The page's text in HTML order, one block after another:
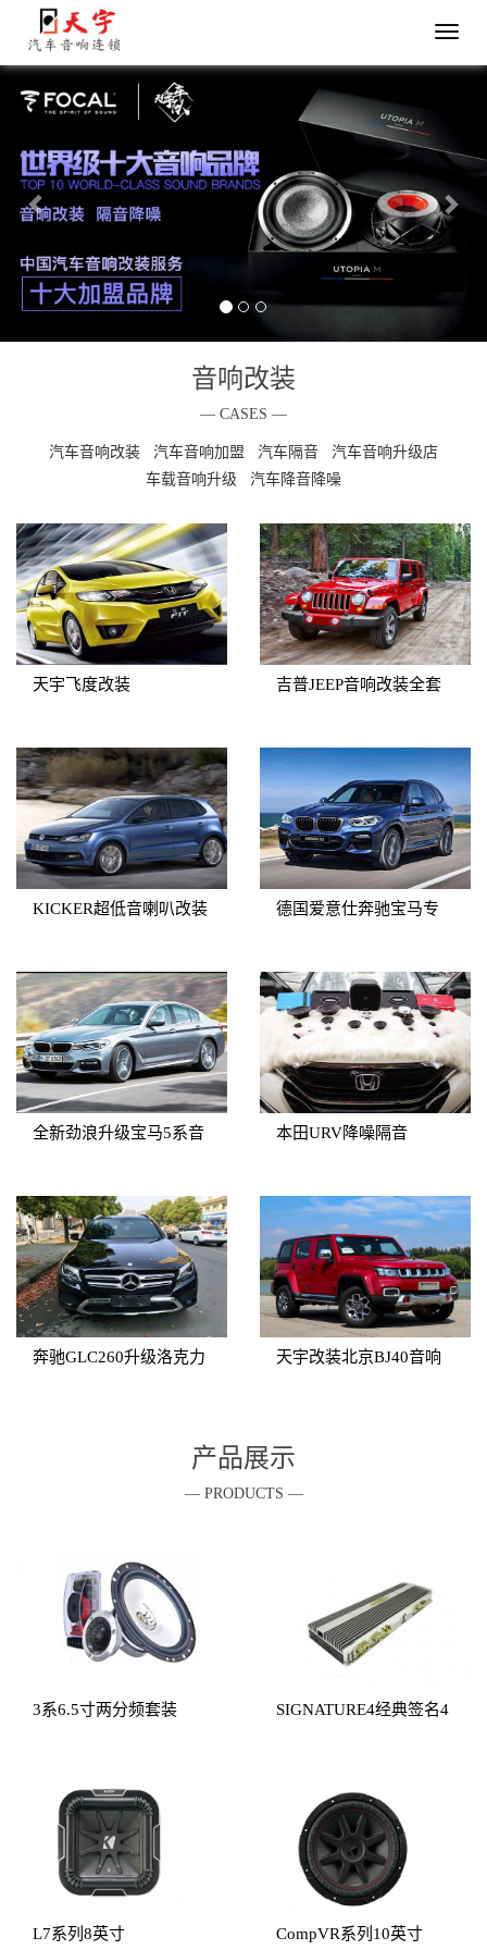
Previous
音响改装
— CASES —
汽车音响改装 汽车音响加盟 汽车隔音
汽车音响升级店
车载音响升级
汽车降音降噪
天宇飞度改装
吉普JEEP音响改装全套
KICKER超低音喇叭改装
德国爱意仕奔驰宝马专
全新劲浪升级宝马5系音
本田URV降噪隔音
奔驰GLC260升级洛克力
天宇改装北京BJ40音响
产品展示
— PRODUCTS —
3系6.5寸两分频套装
SIGNATURE4经典签名4
L7系列8英寸 CompVR系列10英寸
导
切